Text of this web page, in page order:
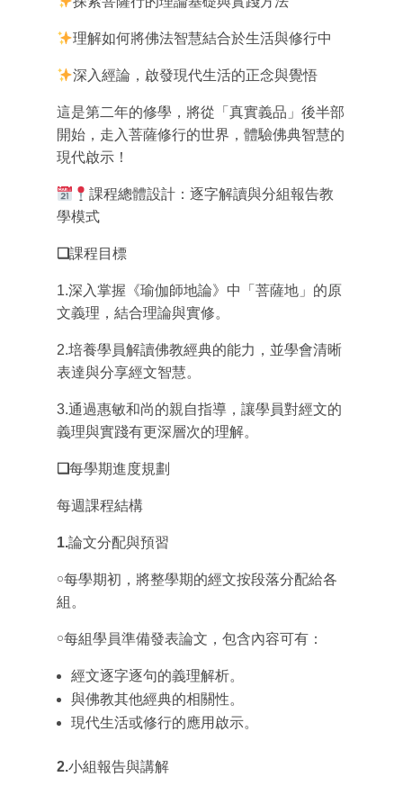
理解如何將佛法智慧結合於生活與修行中
深入經論，啟發現代生活的正念與覺悟
這是第二年的修學，將從「真實義品」後半部
開始，走入菩薩修行的世界，體驗佛典智慧的
現代啟示！
課程總體設計：逐字解讀與分組報告教
學模式
❑課程目標
1.深入掌握《瑜伽師地論》中「菩薩地」的原
文義理，結合理論與實修。
2.培養學員解讀佛教經典的能力，並學會清晰
表達與分享經文智慧。
3.通過惠敏和尚的親自指導，讓學員對經文的
義理與實踐有更深層次的理解。
❑每學期進度規劃
每週課程結構
1.論文分配與預習
￮每學期初，將整學期的經文按段落分配給各
組。
￮每組學員準備發表論文，包含內容可有：
經文逐字逐句的義理解析。
與佛教其他經典的相關性。
現代生活或修行的應用啟示。
2.小組報告與講解